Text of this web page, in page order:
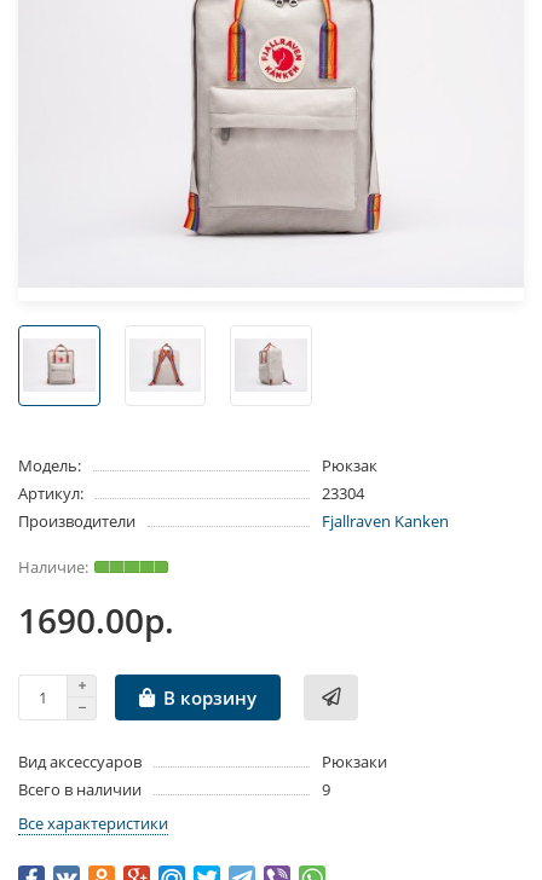
Модель:
Рюкзак
Артикул:
23304
Производители
Fjallraven Kanken
1690.00р.
В корзину
Вид аксессуаров
Рюкзаки
Всего в наличии
9
Все характеристики